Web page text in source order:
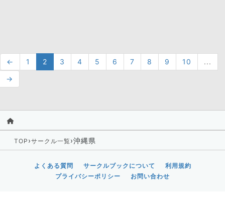
← 1 2 3 4 5 6 7 8 9 10
...
→
TOP ›サークル一覧›沖縄県
よくある質問 サークルブックについて
利用規約
プライバシーポリシー
お問い合わせ